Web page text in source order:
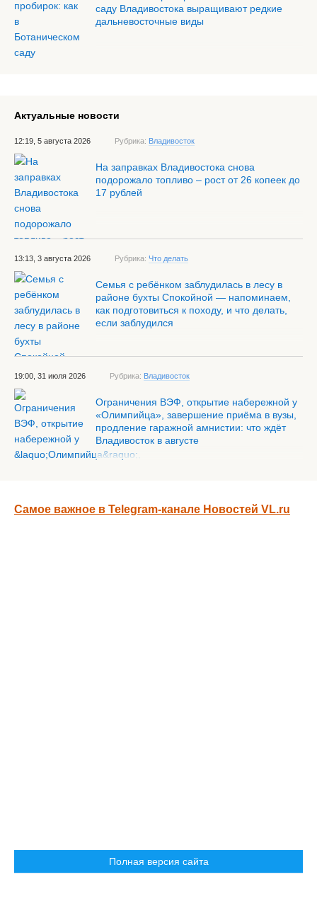
саду Владивостока выращивают редкие
дальневосточные виды
Актуальные новости
12:19, 5 августа 2026 Рубрика: Владивосток
На заправках Владивостока снова
подорожало топливо – рост от 26 копеек до
17 рублей
13:13, 3 августа 2026 Рубрика: Что делать
Семья с ребёнком заблудилась в лесу в
районе бухты Спокойной — напоминаем,
как подготовиться к походу, и что делать,
если заблудился
19:00, 31 июля 2026 Рубрика: Владивосток
Ограничения ВЭФ, открытие набережной у
«Олимпийца», завершение приёма в вузы,
продление гаражной амнистии: что ждёт
Владивосток в августе
Самое важное в Telegram-канале Новостей VL.ru
Полная версия сайта